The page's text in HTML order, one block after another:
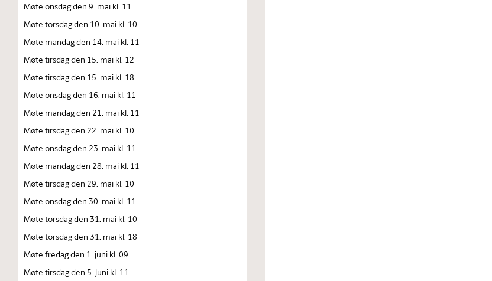
Møte onsdag den 9. mai kl. 11
Møte torsdag den 10. mai kl. 10
Møte mandag den 14. mai kl. 11
Møte tirsdag den 15. mai kl. 12
Møte tirsdag den 15. mai kl. 18
Møte onsdag den 16. mai kl. 11
Møte mandag den 21. mai kl. 11
Møte tirsdag den 22. mai kl. 10
Møte onsdag den 23. mai kl. 11
Møte mandag den 28. mai kl. 11
Møte tirsdag den 29. mai kl. 10
Møte onsdag den 30. mai kl. 11
Møte torsdag den 31. mai kl. 10
Møte torsdag den 31. mai kl. 18
Møte fredag den 1. juni kl. 09
Møte tirsdag den 5. juni kl. 11